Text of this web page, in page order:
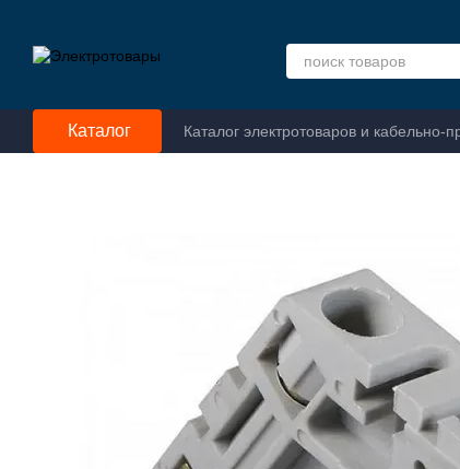
Каталог Каталог электротоваров и кабельно-